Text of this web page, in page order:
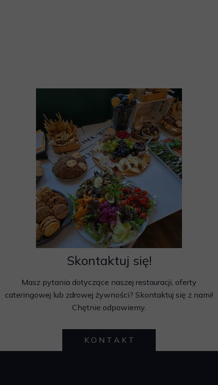
K O N T A K T
Skontaktuj się!
Masz pytania dotyczące naszej restauracji, oferty
cateringowej lub zdrowej żywności? Skontaktuj się z nami!
Chętnie odpowiemy.